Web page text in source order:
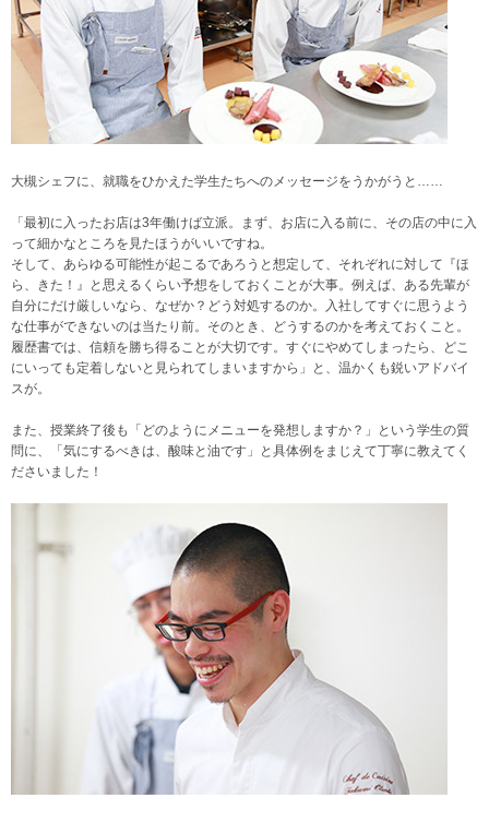
大槻シェフに、就職をひかえた学生たちへのメッセージをうかがうと……
「最初に入ったお店は3年働けば立派。まず、お店に入る前に、その店の中に入
って細かなところを見たほうがいいですね。
そして、あらゆる可能性が起こるであろうと想定して、それぞれに対して『ほ
ら、きた！』と思えるくらい予想をしておくことが大事。例えば、ある先輩が
自分にだけ厳しいなら、なぜか？どう対処するのか。入社してすぐに思うよう
な仕事ができないのは当たり前。そのとき、どうするのかを考えておくこと。
履歴書では、信頼を勝ち得ることが大切です。すぐにやめてしまったら、どこ
にいっても定着しないと見られてしまいますから」と、温かくも鋭いアドバイ
スが。
また、授業終了後も「どのようにメニューを発想しますか？」という学生の質
問に、「気にするべきは、酸味と油です」と具体例をまじえて丁寧に教えてく
ださいました！